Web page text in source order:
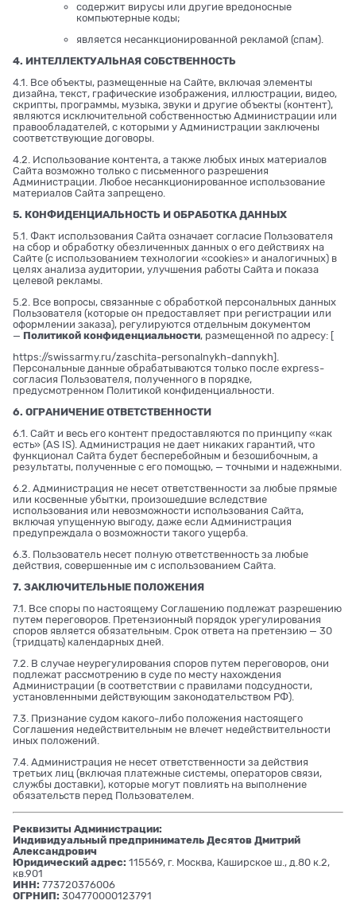
содержит вирусы или другие вредоносные
компьютерные коды;
является несанкционированной рекламой (спам).
4. ИНТЕЛЛЕКТУАЛЬНАЯ СОБСТВЕННОСТЬ
4.1. Все объекты, размещенные на Сайте, включая элементы
дизайна, текст, графические изображения, иллюстрации, видео,
скрипты, программы, музыка, звуки и другие объекты (контент),
являются исключительной собственностью Администрации или
правообладателей, с которыми у Администрации заключены
соответствующие договоры.
4.2. Использование контента, а также любых иных материалов
Сайта возможно только с письменного разрешения
Администрации. Любое несанкционированное использование
материалов Сайта запрещено.
5. КОНФИДЕНЦИАЛЬНОСТЬ И ОБРАБОТКА ДАННЫХ
5.1. Факт использования Сайта означает согласие Пользователя
на сбор и обработку обезличенных данных о его действиях на
Сайте (с использованием технологии «cookies» и аналогичных) в
целях анализа аудитории, улучшения работы Сайта и показа
целевой рекламы.
5.2. Все вопросы, связанные с обработкой персональных данных
Пользователя (которые он предоставляет при регистрации или
оформлении заказа), регулируются отдельным документом
— Политикой конфиденциальности, размещенной по адресу: [
https://swissarmy.ru/zaschita-personalnykh-dannykh].
Персональные данные обрабатываются только после express-
согласия Пользователя, полученного в порядке,
предусмотренном Политикой конфиденциальности.
6. ОГРАНИЧЕНИЕ ОТВЕТСТВЕННОСТИ
6.1. Сайт и весь его контент предоставляются по принципу «как
есть» (AS IS). Администрация не дает никаких гарантий, что
функционал Сайта будет бесперебойным и безошибочным, а
результаты, полученные с его помощью, — точными и надежными.
6.2. Администрация не несет ответственности за любые прямые
или косвенные убытки, произошедшие вследствие
использования или невозможности использования Сайта,
включая упущенную выгоду, даже если Администрация
предупреждала о возможности такого ущерба.
6.3. Пользователь несет полную ответственность за любые
действия, совершенные им с использованием Сайта.
7. ЗАКЛЮЧИТЕЛЬНЫЕ ПОЛОЖЕНИЯ
7.1. Все споры по настоящему Соглашению подлежат разрешению
путем переговоров. Претензионный порядок урегулирования
споров является обязательным. Срок ответа на претензию — 30
(тридцать) календарных дней.
7.2. В случае неурегулирования споров путем переговоров, они
подлежат рассмотрению в суде по месту нахождения
Администрации (в соответствии с правилами подсудности,
установленными действующим законодательством РФ).
7.3. Признание судом какого-либо положения настоящего
Соглашения недействительным не влечет недействительности
иных положений.
7.4. Администрация не несет ответственности за действия
третьих лиц (включая платежные системы, операторов связи,
службы доставки), которые могут повлиять на выполнение
обязательств перед Пользователем.
Реквизиты Администрации:
Индивидуальный предприниматель Десятов Дмитрий
Александрович
Юридический адрес: 115569, г. Москва, Каширское ш., д.80 к.2,
кв.901
ИНН: 773720376006
ОГРНИП: 304770000123791